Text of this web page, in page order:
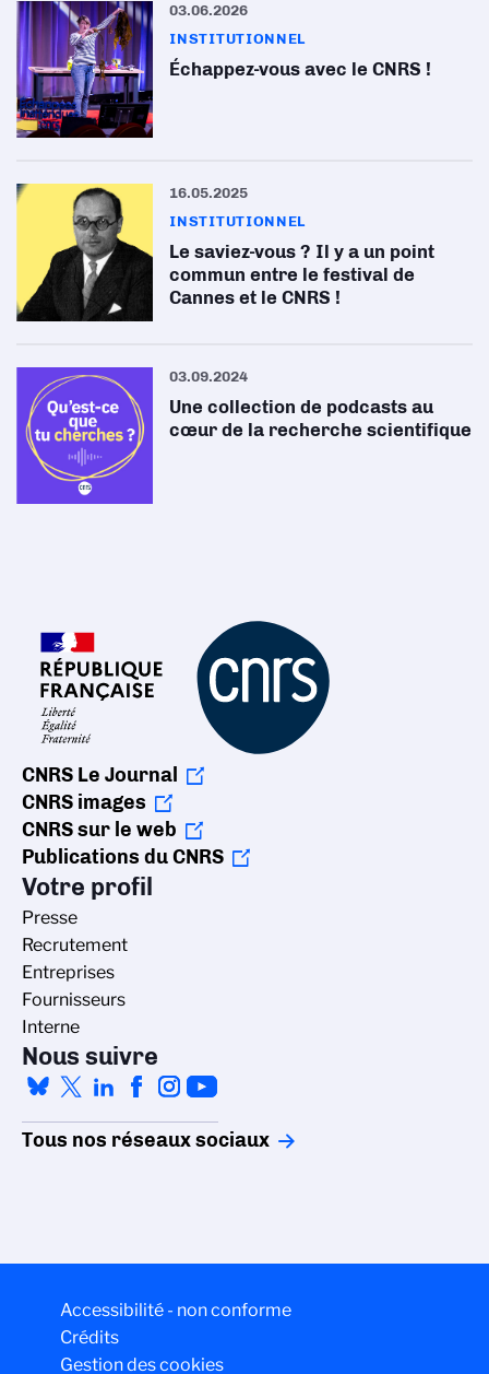
03.06.2026
INSTITUTIONNEL
Échappez-vous avec le CNRS !
16.05.2025
INSTITUTIONNEL
Le saviez-vous ? Il y a un point
commun entre le festival de
Cannes et le CNRS !
03.09.2024
Une collection de podcasts au
cœur de la recherche scientifique
CNRS Le Journal
CNRS images
CNRS sur le web
Publications du CNRS
Votre profil
Presse
Recrutement
Entreprises
Fournisseurs
Interne
Nous suivre
Tous nos réseaux sociaux
Accessibilité - non conforme
Crédits
Gestion des cookies